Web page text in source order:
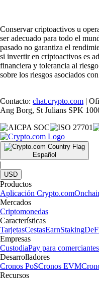
Conservar criptoactivos u
ser adecuado para todo el
pasado no garantiza el
si invertir en criptoactivos es
financiera y tolerancia al
sobre los riesgos asociados
Contacto: chat.crypto.com |
Ang Borg, St Julians SPK
Español
|
USD
Productos
Aplicación Crypto.com
Mercados
Criptomonedas
Características
TarjetasCestasEarnStaking
Empresas
CustodiaPay para comerciantes
Desarrolladores
Cronos PoSCronos EVM
Recursos